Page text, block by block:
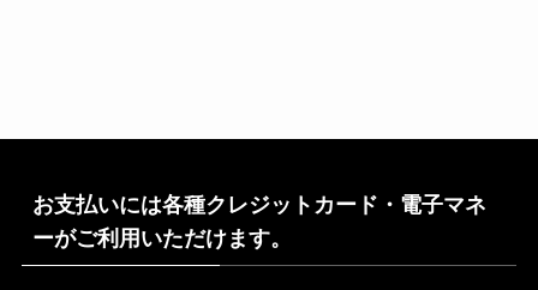
お支払いには各種クレジットカード・電子マネ
ーがご利用いただけます。